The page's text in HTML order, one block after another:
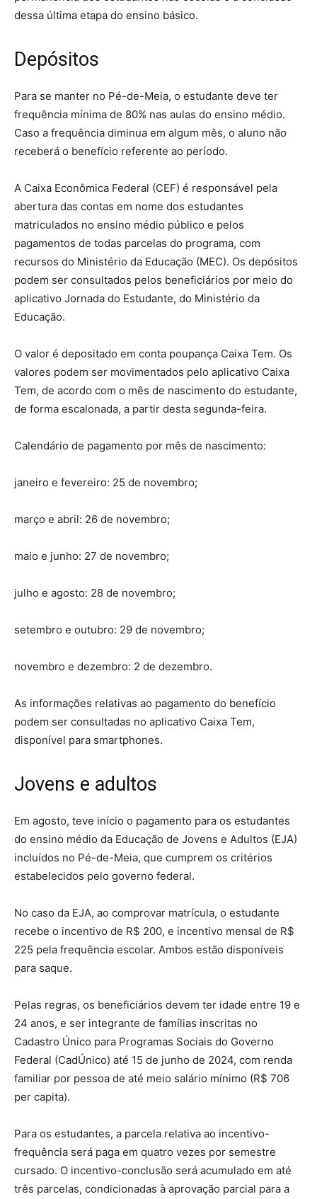
dessa última etapa do ensino básico.
Depósitos
Para se manter no Pé-de-Meia, o estudante deve ter
frequência mínima de 80% nas aulas do ensino médio.
Caso a frequência diminua em algum mês, o aluno não
receberá o benefício referente ao período.
A Caixa Econômica Federal (CEF) é responsável pela
abertura das contas em nome dos estudantes
matriculados no ensino médio público e pelos
pagamentos de todas parcelas do programa, com
recursos do Ministério da Educação (MEC). Os depósitos
podem ser consultados pelos beneficiários por meio do
aplicativo Jornada do Estudante, do Ministério da
Educação.
O valor é depositado em conta poupança Caixa Tem. Os
valores podem ser movimentados pelo aplicativo Caixa
Tem, de acordo com o mês de nascimento do estudante,
de forma escalonada, a partir desta segunda-feira.
Calendário de pagamento por mês de nascimento:
janeiro e fevereiro: 25 de novembro;
março e abril: 26 de novembro;
maio e junho: 27 de novembro;
julho e agosto: 28 de novembro;
setembro e outubro: 29 de novembro;
novembro e dezembro: 2 de dezembro.
As informações relativas ao pagamento do benefício
podem ser consultadas no aplicativo Caixa Tem,
disponível para smartphones.
Jovens e adultos
Em agosto, teve início o pagamento para os estudantes
do ensino médio da Educação de Jovens e Adultos (EJA)
incluídos no Pé-de-Meia, que cumprem os critérios
estabelecidos pelo governo federal.
No caso da EJA, ao comprovar matrícula, o estudante
recebe o incentivo de R$ 200, e incentivo mensal de R$
225 pela frequência escolar. Ambos estão disponíveis
para saque.
Pelas regras, os beneficiários devem ter idade entre 19 e
24 anos, e ser integrante de famílias inscritas no
Cadastro Único para Programas Sociais do Governo
Federal (CadÚnico) até 15 de junho de 2024, com renda
familiar por pessoa de até meio salário mínimo (R$ 706
per capita).
Para os estudantes, a parcela relativa ao incentivo-
frequência será paga em quatro vezes por semestre
cursado. O incentivo-conclusão será acumulado em até
três parcelas, condicionadas à aprovação parcial para a